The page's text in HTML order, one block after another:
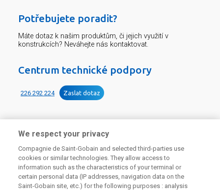
Potřebujete poradit?
Máte dotaz k našim produktům, či jejich využití v
konstrukcích? Neváhejte nás kontaktovat.
Centrum technické podpory
226 292 224 Zaslat dotaz
Odebírejte náš newsletter
We respect your privacy
Compagnie de Saint-Gobain and selected third-parties use
cookies or similar technologies. They allow access to
information such as the characteristics of your terminal or
certain personal data (IP addresses, navigation data on the
Saint-Gobain site, etc.) for the following purposes : analysis